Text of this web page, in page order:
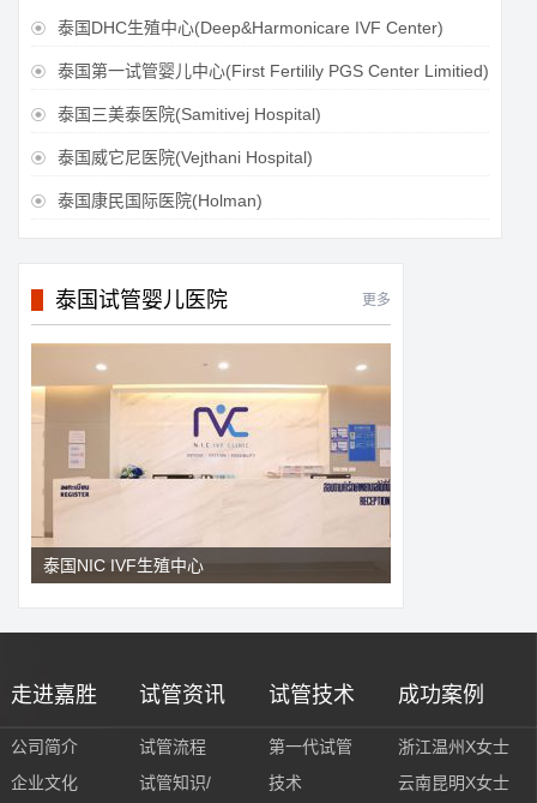
 泰国DHC生殖中心(Deep&Harmonicare IVF Center)
 泰国第一试管婴儿中心(First Fertilily PGS Center Limitied)
 泰国三美泰医院(Samitivej Hospital)
 泰国威它尼医院(Vejthani Hospital)
 泰国康民国际医院(Holman)
泰国试管婴儿医院 更多
泰国NIC IVF生殖中心
走进嘉胜
公司简介
企业文化
试管资讯
试管流程
试管知识/
试管技术
第一代试管
技术
成功案例
浙江温州X女士
云南昆明X女士